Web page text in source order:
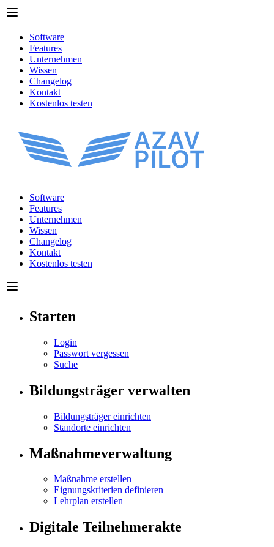
Software
Features
Unternehmen
Wissen
Changelog
Kontakt
Kostenlos testen
Software
Features
Unternehmen
Wissen
Changelog
Kontakt
Kostenlos testen
Starten
Login
Passwort vergessen
Suche
Bildungsträger verwalten
Bildungsträger einrichten
Standorte einrichten
Maßnahmeverwaltung
Maßnahme erstellen
Eignungskriterien definieren
Lehrplan erstellen
Digitale Teilnehmerakte